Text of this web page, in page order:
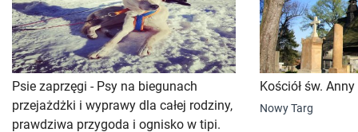
Psie zaprzęgi - Psy na biegunach
przejażdżki i wyprawy dla całej rodziny,
prawdziwa przygoda i ognisko w tipi.
Kościół św. Anny
Nowy Targ